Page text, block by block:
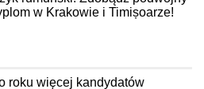
w Krakowie i Timișoarze!
roku więcej kandydatów